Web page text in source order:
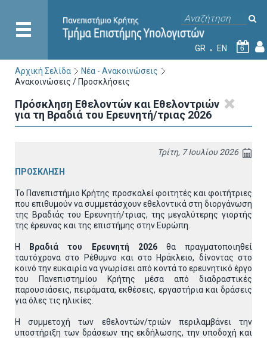
GR EN 6
Αρχική Σελίδα
Νέα - Ανακοινώσεις
Ανακοινώσεις / Προσκλήσεις
Πρόσκληση Εθελοντών και Εθελοντριών
για τη Βραδιά του Ερευνητή/τριας 2026
Τρίτη, 7 Ιουλίου 2026
ΠΡΟΣΚΛΗΣΗ
Το Πανεπιστήμιο Κρήτης προσκαλεί φοιτητές και φοιτήτριες
που επιθυμούν να συμμετάσχουν εθελοντικά στη διοργάνωση
της Βραδιάς του Ερευνητή/τριας, της μεγαλύτερης γιορτής
της έρευνας και της επιστήμης στην Ευρώπη.
Η Βραδιά του Ερευνητή 2026θα πραγματοποιηθεί
ταυτόχρονα στο Ρέθυμνο και στο Ηράκλειο, δίνοντας στο
κοινό την ευκαιρία να γνωρίσει από κοντά το ερευνητικό έργο
του Πανεπιστημίου Κρήτης μέσα από διαδραστικές
παρουσιάσεις, πειράματα, εκθέσεις, εργαστήρια και δράσεις
για όλες τις ηλικίες.
Η συμμετοχή των εθελοντών/τριών περιλαμβάνει την
υποστήριξη των δράσεων της εκδήλωσης, την υποδοχή και